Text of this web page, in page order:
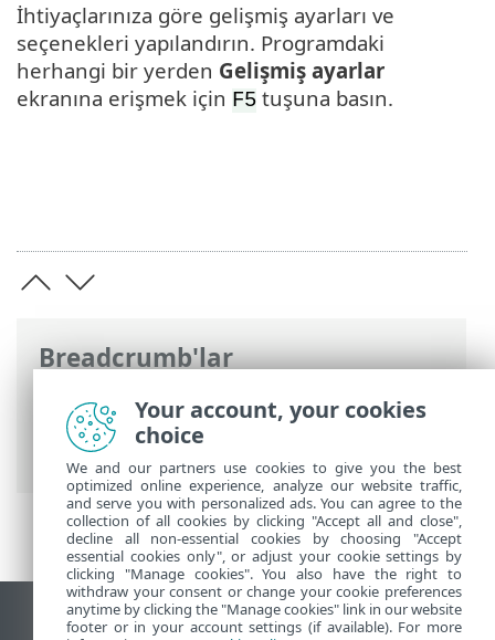
Breadcrumb'lar
ESET Online Yardım>ESET Mail Security
Komut için argüman olarak ESET Mail
Security> Ayarlar
İhtiyaçlarınıza göre gelişmiş ayarları ve
seçenekleri yapılandırın. Programdaki
herhangi bir yerden Gelişmiş ayarlar
ekranına erişmek için F5 tuşuna basın.
Masaüstü sitesini görüntüle
Your account, your cookies
choice
We and our partners use cookies to give you the best
optimized online experience, analyze our website traffic,
and serve you with personalized ads. You can agree to the
collection of all cookies by clicking "Accept all and close",
decline all non-essential cookies by choosing "Accept
essential cookies only", or adjust your cookie settings by
clicking "Manage cookies". You also have the right to
withdraw your consent or change your cookie preferences
anytime by clicking the "Manage cookies" link in our website
footer or in your account settings (if available). For more